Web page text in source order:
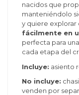
nacidos que
manteniéndolo
y quiere explorar
fácilmente en
perfecta para
cada etapa del
Incluye: asiento
No incluye:
venden por